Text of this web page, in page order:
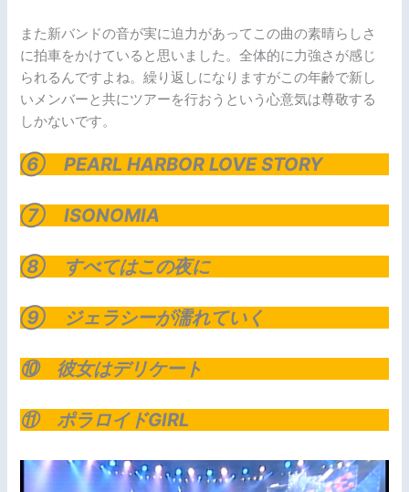
また新バンドの音が実に迫力があってこの曲の素晴らしさ
に拍車をかけていると思いました。全体的に力強さが感じ
られるんですよね。繰り返しになりますがこの年齢で新し
いメンバーと共にツアーを行おうという心意気は尊敬する
しかないです。
⑥ PEARL HARBOR LOVE STORY
⑦ ISONOMIA
⑧ すべてはこの夜に
⑨ ジェラシーが濡れていく
⑩ 彼女はデリケート
⑪ ポラロイドGIRL